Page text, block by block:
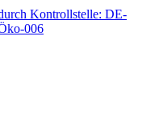
Kontrollstelle: DE-
006